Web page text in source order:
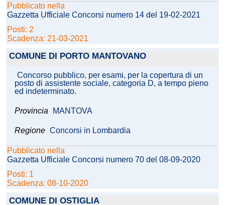
Pubblicato nella
Gazzetta Ufficiale Concorsi numero 14 del 19-02-2021
Posti: 2
Scadenza: 21-03-2021
COMUNE DI PORTO MANTOVANO
Concorso pubblico, per esami, per la copertura di un
posto di assistente sociale, categoria D, a tempo pieno
ed indeterminato.
Provincia MANTOVA
Regione Concorsi in Lombardia
Pubblicato nella
Gazzetta Ufficiale Concorsi numero 70 del 08-09-2020
Posti: 1
Scadenza: 08-10-2020
COMUNE DI OSTIGLIA